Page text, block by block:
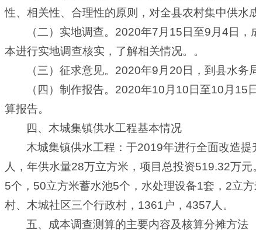
性、相关性、合理性的原则，对全县农村集中供水
（二）实地调查。2020年7月15日至9月4日
本进行实地调查核实，了解相关情况。。
（三）征求意见。2020年9月20日，到县水
（四）制作报告。2020年10月10日至10月15
算报告。
四、木城集镇供水工程基本情况
木城集镇供水工程：于2019年进行全面改造
人，年供水量28万立方米，项目总投资519.32万
5个，50立方米蓄水池5个，水处理设备1套，2立
村、木城社区三个行政村，1361户，4357人。
五、成本调查测算的主要内容及核算分摊方法